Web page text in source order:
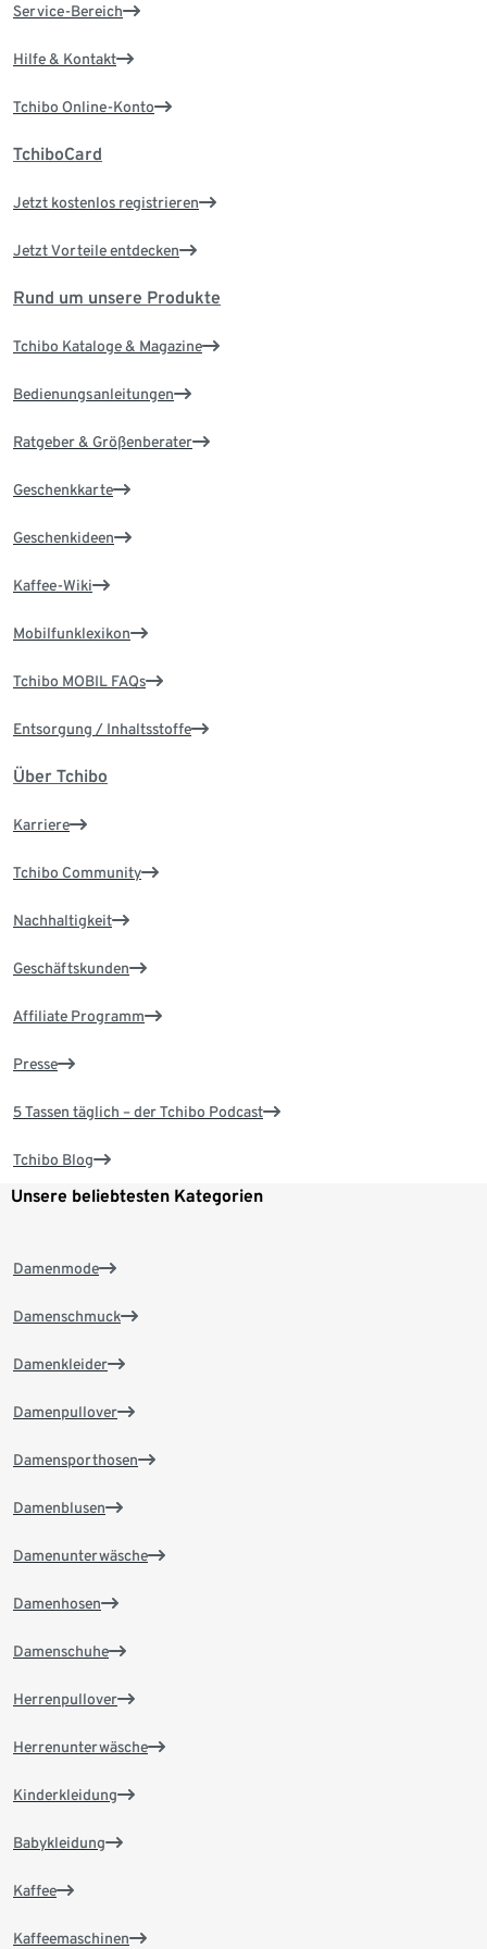
Service-Bereich
Hilfe & Kontakt
Tchibo Online-Konto
TchiboCard
Jetzt kostenlos registrieren
Jetzt Vorteile entdecken
Rund um unsere Produkte
Tchibo Kataloge & Magazine
Bedienungsanleitungen
Ratgeber & Größenberater
Geschenkkarte
Geschenkideen
Kaffee-Wiki
Mobilfunklexikon
Tchibo MOBIL FAQs
Entsorgung / Inhaltsstoffe
Über Tchibo
Karriere
Tchibo Community
Nachhaltigkeit
Geschäftskunden
Affiliate Programm
Presse
5 Tassen täglich – der Tchibo Podcast
Tchibo Blog
Unsere beliebtesten Kategorien
Damenmode
Damenschmuck
Damenkleider
Damenpullover
Damensporthosen
Damenblusen
Damenunterwäsche
Damenhosen
Damenschuhe
Herrenpullover
Herrenunterwäsche
Kinderkleidung
Babykleidung
Kaffee
Kaffeemaschinen